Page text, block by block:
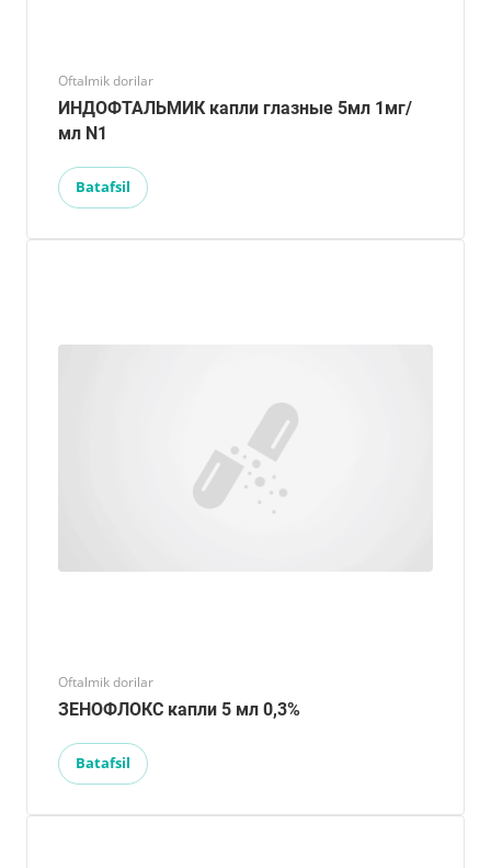
Oftalmik dorilar
ИНДОФТАЛЬМИК капли глазные 5мл 1мг/
мл N1
Batafsil
Oftalmik dorilar
ЗЕНОФЛОКС капли 5 мл 0,3%
Batafsil